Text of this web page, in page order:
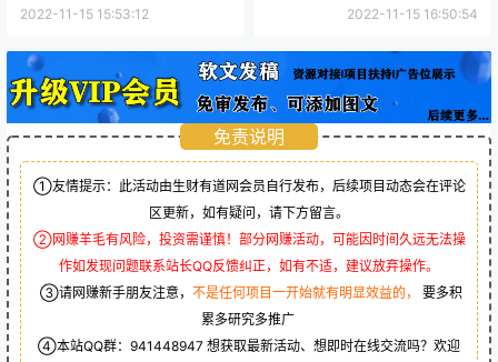
2022-11-15 15:53:12 2022-11-15 16:50:54
免责说明
①友情提示：此活动由生财有道网会员自行发布，后续项目动态会在评论
区更新，如有疑问，请下方留言。
②网赚羊毛有风险，投资需谨慎！部分网赚活动，可能因时间久远无法操
作如发现问题联系站长QQ反馈纠正，如有不适，建议放弃操作。
③请网赚新手朋友注意， 不是任何项目一开始就有明显效益的，
要多积
累多研究多推广
④本站QQ群： 941448947 想获取最新活动、想即时在线交流吗？欢迎